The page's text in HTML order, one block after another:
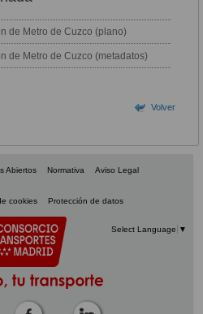
de Metro de Cuzco (plano)
de Metro de Cuzco (metadatos)
Volver
Abiertos Normativa Aviso Legal
cookies Protección de datos
Select Language ▼